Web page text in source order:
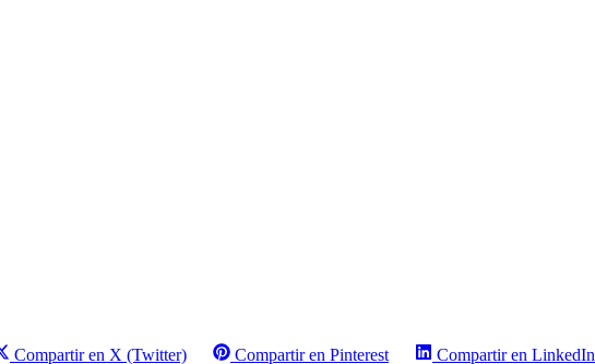
Compartir en X (Twitter) Compartir en Pinterest Compartir en LinkedIn